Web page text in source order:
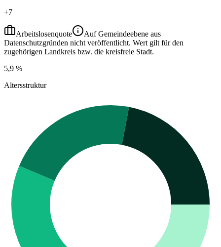
+7
Arbeitslosenquote
Auf Gemeindeebene aus
Datenschutzgründen nicht veröffentlicht. Wert gilt für den
zugehörigen Landkreis bzw. die kreisfreie Stadt.
5,9 %
Altersstruktur